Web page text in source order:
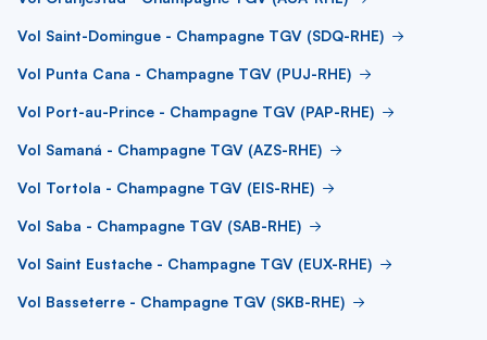
Vol Saint-Domingue - Champagne TGV (SDQ-RHE)
Vol Punta Cana - Champagne TGV (PUJ-RHE)
Vol Port-au-Prince - Champagne TGV (PAP-RHE)
Vol Samaná - Champagne TGV (AZS-RHE)
Vol Tortola - Champagne TGV (EIS-RHE)
Vol Saba - Champagne TGV (SAB-RHE)
Vol Saint Eustache - Champagne TGV (EUX-RHE)
Vol Basseterre - Champagne TGV (SKB-RHE)